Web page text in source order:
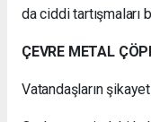
da ciddi
ÇEVRE METAL
Vatandaşların